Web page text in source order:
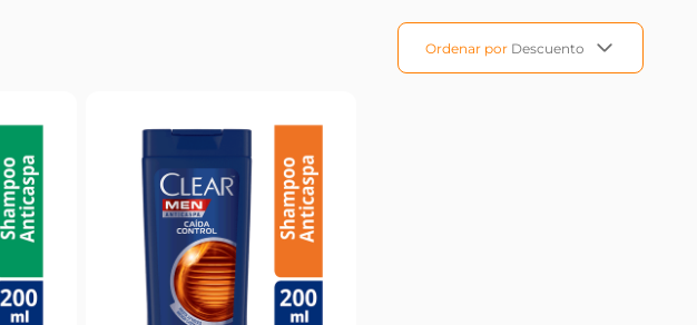
Ordenar por Descuento